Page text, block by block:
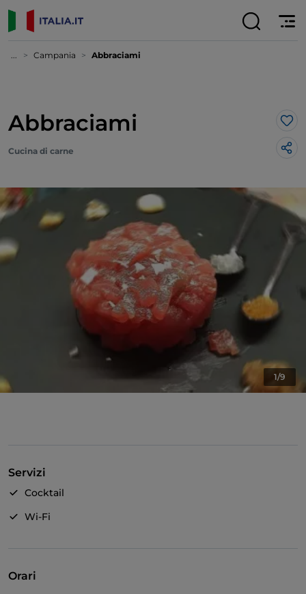
... Campania Abbraciami
Abbraciami
Cucina di carne
1/9
Servizi
Cocktail
Wi-Fi
Orari